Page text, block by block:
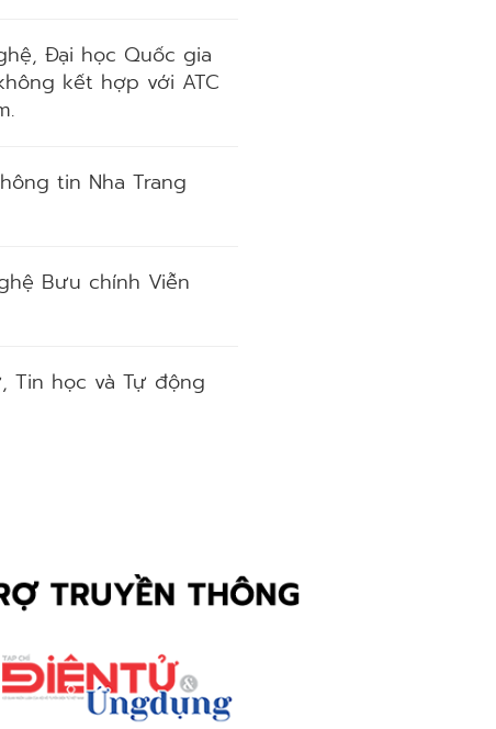
Đại học Quốc gia
kết hợp với ATC
tin Nha Trang
Bưu chính Viễn
Tin học và Tự động